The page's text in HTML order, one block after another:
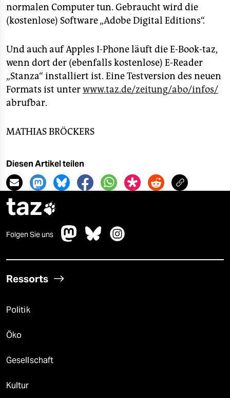
normalen Computer tun. Gebraucht wird die
(kostenlose) Software „Adobe Digital Editions“.
Und auch auf Apples I-Phone läuft die E-Book-taz,
wenn dort der (ebenfalls kostenlose) E-Reader
„Stanza“ installiert ist. Eine Testversion des neuen
Formats ist unterwww.taz.de/zeitung/abo/infos/
abrufbar.
MATHIAS BRÖCKERS
Diesen Artikel teilen
taz
Folgen Sie uns
Ressorts
Politik
Öko
Gesellschaft
Kultur